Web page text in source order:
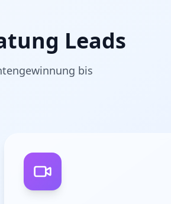
Leads
bis